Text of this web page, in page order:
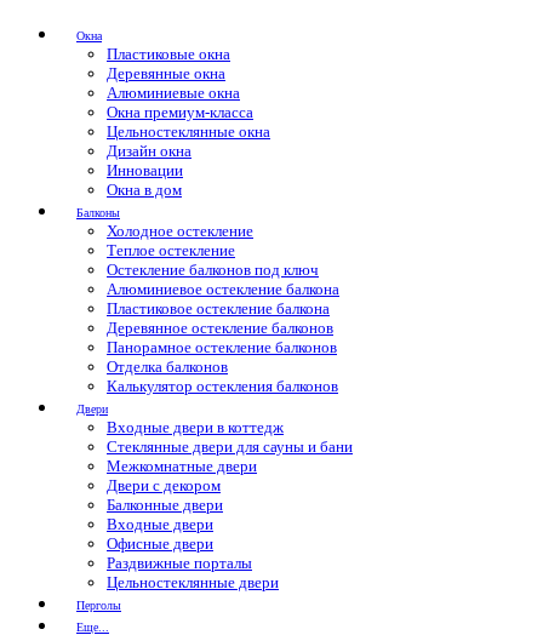
Окна
Пластиковые окна
Деревянные окна
Алюминиевые окна
Окна премиум-класса
Цельностеклянные окна
Дизайн окна
Инновации
Окна в дом
Балконы
Холодное остекление
Теплое остекление
Остекление балконов под ключ
Алюминиевое остекление балкона
Пластиковое остекление балкона
Деревянное остекление балконов
Панорамное остекление балконов
Отделка балконов
Калькулятор остекления балконов
Двери
Входные двери в коттедж
Стеклянные двери для сауны и бани
Межкомнатные двери
Двери с декором
Балконные двери
Входные двери
Офисные двери
Раздвижные порталы
Цельностеклянные двери
Перголы
Еще...